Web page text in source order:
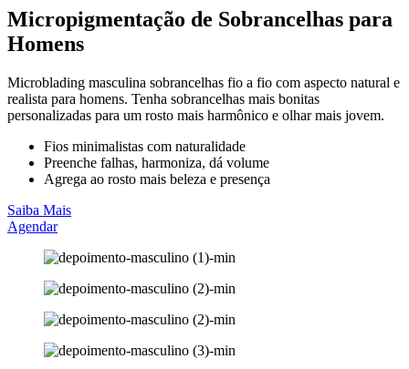
Micropigmentação de Sobrancelhas para
Homens
Microblading masculina sobrancelhas fio a fio com aspecto natural e
realista para homens. Tenha sobrancelhas mais bonitas
personalizadas para um rosto mais harmônico e olhar mais jovem.
Fios minimalistas com naturalidade
Preenche falhas, harmoniza, dá volume
Agrega ao rosto mais beleza e presença
Saiba Mais
Agendar